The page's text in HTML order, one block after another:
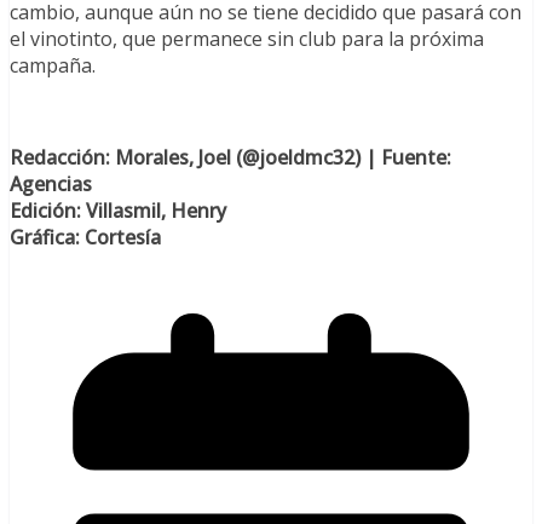
cambio, aunque aún no se tiene decidido que pasará con
el vinotinto, que permanece sin club para la próxima
campaña.
Redacción: Morales, Joel (@joeldmc32) | Fuente:
Agencias
Edición: Villasmil, Henry
Gráfica: Cortesía